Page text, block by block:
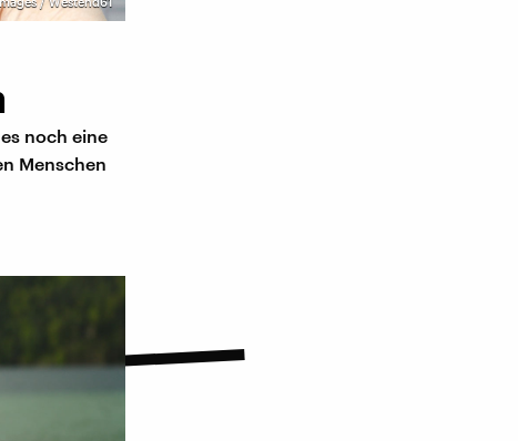
noch eine
Menschen